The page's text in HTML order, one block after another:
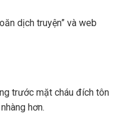
dịch truyện” và web
trước mặt cháu đích tôn
hơn.